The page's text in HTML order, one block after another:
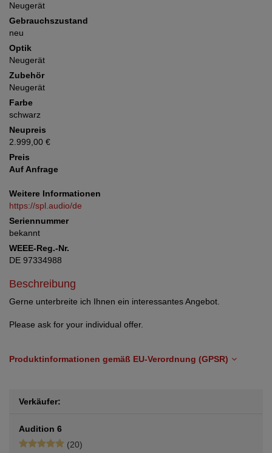
Neugerät
Gebrauchszustand
neu
Optik
Neugerät
Zubehör
Neugerät
Farbe
schwarz
Neupreis
2.999,00 €
Preis
Auf Anfrage
Weitere Informationen
https://spl.audio/de
Seriennummer
bekannt
WEEE-Reg.-Nr.
DE 97334988
Beschreibung
Gerne unterbreite ich Ihnen ein interessantes Angebot.
Please ask for your individual offer.
Produktinformationen gemäß EU-Verordnung (GPSR)
Verkäufer:
Audition 6
(20)